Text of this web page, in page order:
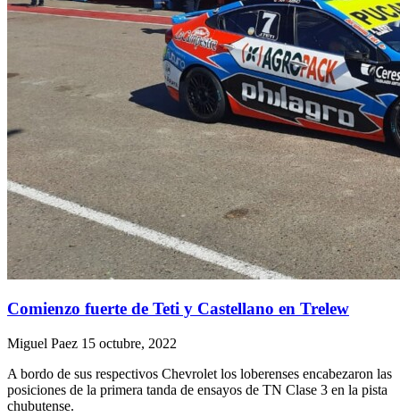
Comienzo fuerte de Teti y Castellano en Trelew
Miguel Paez 15 octubre, 2022
A bordo de sus respectivos Chevrolet los loberenses encabezaron las
posiciones de la primera tanda de ensayos de TN Clase 3 en la pista
chubutense.